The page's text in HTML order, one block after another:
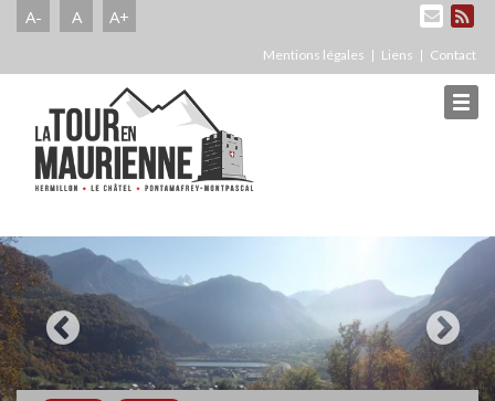
A- A A+
Mentions légales Liens Contact